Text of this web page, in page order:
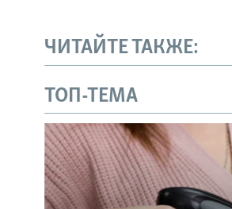
ЧИТАЙТЕ ТАКЖЕ:
ТОП-ТЕМА